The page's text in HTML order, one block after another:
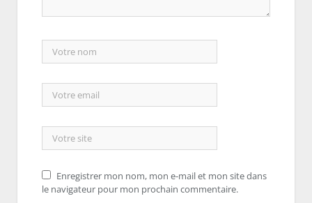
Enregistrer mon nom, mon e-mail et mon site dans
le navigateur pour mon prochain commentaire.